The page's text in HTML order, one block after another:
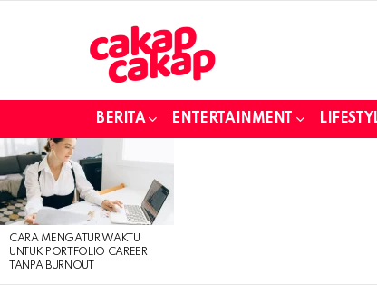
BERITA ENTERTAINMENT
LATEST
STORIES
CARA MENGATUR WAKTU
UNTUK PORTFOLIO CAREER
TANPA BURNOUT